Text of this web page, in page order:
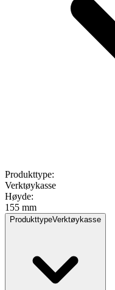
Produkttype:
Verktøykasse
Høyde:
155 mm
ProdukttypeVerktøykasse